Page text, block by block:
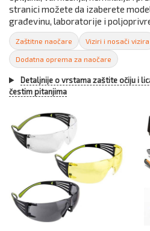
stranici možete da izaberete
građevinu, laboratorije i
Zaštitne naočare Viziri i nosači vizira
Dodatna oprema za naočare
Detaljnije o vrstama zaštite očiju i
čestim pitanjima